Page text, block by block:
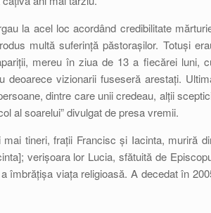
la acel loc acordând credibilitate
multă suferință păstorașilor. Totuși
mereu în ziua de 13 a fiecărei luni,
vizionarii fuseseră arestați.
dintre care unii credeau, alții
al soarelui” divulgat de presa vremii.
tineri, frații Francisc și Iacinta, muriră
verișoara lor Lucia, sfătuită de
îmbrățișa viața religioasă. A decedat în